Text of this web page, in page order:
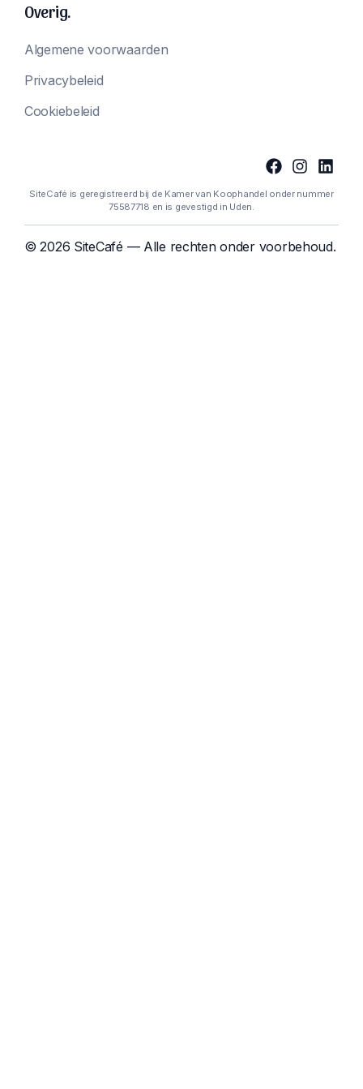
Overig.
Algemene voorwaarden
Privacybeleid
Cookiebeleid
SiteCafé is geregistreerd bij de Kamer van Koophandel onder nummer
75587718 en is gevestigd in Uden.
© 2026 SiteCafé — Alle rechten onder voorbehoud.